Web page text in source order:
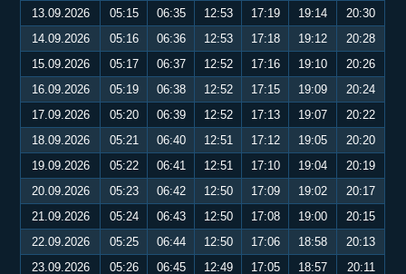
13.09.2026
05:15 06:35 12:53 17:19 19:14
20:30
14.09.2026
05:16 06:36 12:53 17:18 19:12
20:28
15.09.2026
05:17 06:37 12:52 17:16 19:10
20:26
16.09.2026
05:19 06:38 12:52 17:15 19:09
20:24
17.09.2026
05:20 06:39 12:52 17:13 19:07
20:22
18.09.2026
05:21 06:40 12:51 17:12 19:05
20:20
19.09.2026
05:22 06:41 12:51 17:10 19:04
20:19
20.09.2026
05:23 06:42 12:50 17:09 19:02
20:17
21.09.2026
05:24 06:43 12:50 17:08 19:00
20:15
22.09.2026
05:25 06:44 12:50 17:06 18:58
20:13
23.09.2026
05:26 06:45 12:49 17:05 18:57
20:11